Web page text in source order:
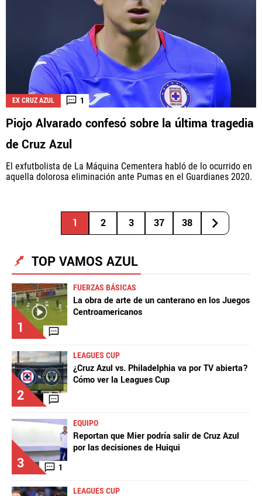
EX CRUZ AZUL 1
Piojo Alvarado confesó sobre la última tragedia
de Cruz Azul
El exfutbolista de La Máquina Cementera habló de lo ocurrido en
aquella dolorosa eliminación ante Pumas en el Guardianes 2020.
1 2 3 37 38
TOP VAMOS AZUL
1
FUERZAS BÁSICAS
La obra de arte de un canterano en los Juegos
Centroamericanos
2
LEAGUES CUP
¿Cruz Azul vs. Philadelphia va por TV abierta?
Cómo ver la Leagues Cup
3 1
EQUIPO
Reportan que Mier podría salir de Cruz Azul
por las decisiones de Huiqui
LEAGUES CUP